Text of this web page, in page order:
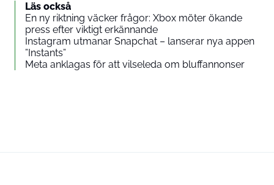
Läs också
En ny riktning väcker frågor: Xbox möter ökande
press efter viktigt erkännande
Instagram utmanar Snapchat – lanserar nya appen
”Instants”
Meta anklagas för att vilseleda om bluffannonser